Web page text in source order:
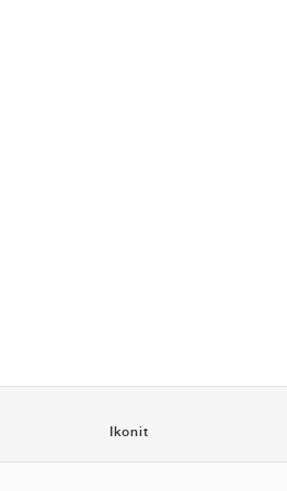
Ikonit